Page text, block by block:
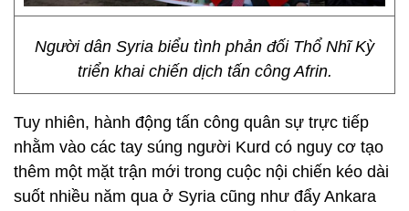
Người dân Syria biểu tình phản đối Thổ Nhĩ Kỳ
triển khai chiến dịch tấn công Afrin.
Tuy nhiên, hành động tấn công quân sự trực tiếp
nhằm vào các tay súng người Kurd có nguy cơ tạo
thêm một mặt trận mới trong cuộc nội chiến kéo dài
suốt nhiều năm qua ở Syria cũng như đẩy Ankara